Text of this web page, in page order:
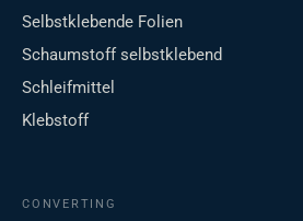
Selbstklebende Folien
Schaumstoff selbstklebend
Schleifmittel
Klebstoff
CONVERTING